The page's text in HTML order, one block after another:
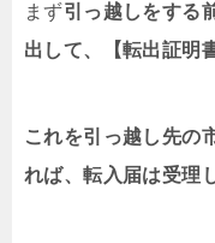
まず引っ越しをする
出して、【転出証明
これを引っ越し先の
れば、転入届は受理